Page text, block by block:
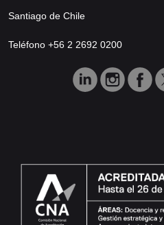
Santiago de Chile
Teléfono +56 2 2692 0200